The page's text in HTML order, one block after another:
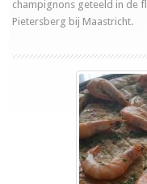
champignons geteeld in de
Pietersberg bij Maastricht.